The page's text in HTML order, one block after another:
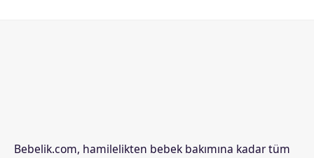
Bebelik.com, hamilelikten bebek bakımına kadar tüm